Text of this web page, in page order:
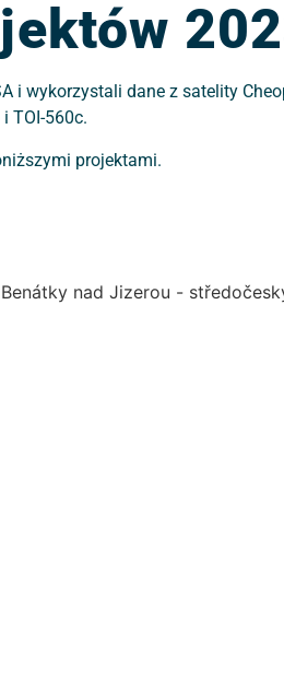
i wykorzystali dane z satelity
i TOI-560c.
projektami.
Benátky nad Jizerou -